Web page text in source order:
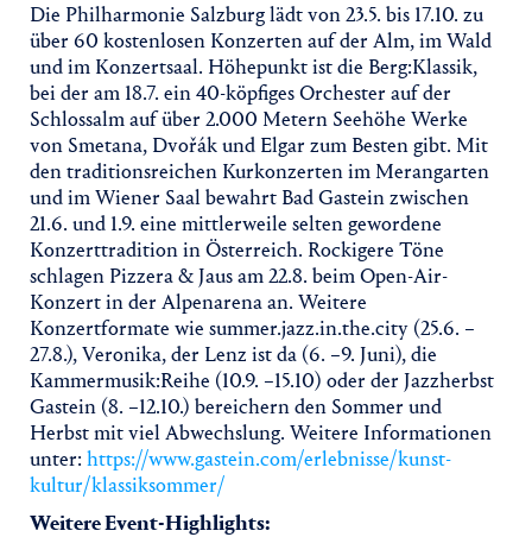
Die Philharmonie Salzburg lädt von 23.5. bis 17.10. zu
über 60 kostenlosen Konzerten auf der Alm, im Wald
und im Konzertsaal. Höhepunkt ist die Berg:Klassik,
bei der am 18.7. ein 40-köpfiges Orchester auf der
Schlossalm auf über 2.000 Metern Seehöhe Werke
von Smetana, Dvořák und Elgar zum Besten gibt. Mit
den traditionsreichen Kurkonzerten im Merangarten
und im Wiener Saal bewahrt Bad Gastein zwischen
21.6. und 1.9. eine mittlerweile selten gewordene
Konzerttradition in Österreich. Rockigere Töne
schlagen Pizzera & Jaus am 22.8. beim Open-Air-
Konzert in der Alpenarena an. Weitere
Konzertformate wie summer.jazz.in.the.city (25.6. –
27.8.), Veronika, der Lenz ist da (6. –9. Juni), die
Kammermusik:Reihe (10.9. –15.10) oder der Jazzherbst
Gastein (8. –12.10.) bereichern den Sommer und
Herbst mit viel Abwechslung. Weitere Informationen
unter: https://www.gastein.com/erlebnisse/kunst-
kultur/klassiksommer/
Weitere Event-Highlights: